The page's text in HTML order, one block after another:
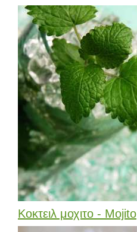
Κοκτειλ μοχιτο - Mojito